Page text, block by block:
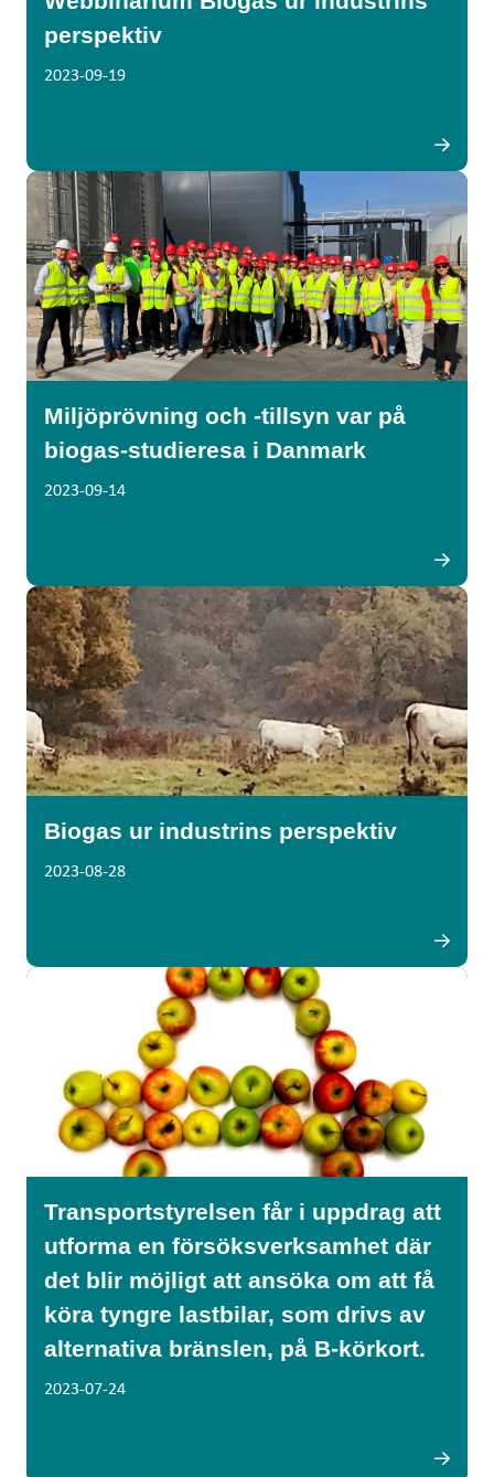
perspektiv
2023-09-19
Miljöprövning och -tillsyn var på
biogas-studieresa i Danmark
2023-09-14
Biogas ur industrins perspektiv
2023-08-28
Transportstyrelsen får i uppdrag att
utforma en försöksverksamhet där
det blir möjligt att ansöka om att få
köra tyngre lastbilar, som drivs av
alternativa bränslen, på B-körkort.
2023-07-24